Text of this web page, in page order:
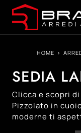
HOME >
SEDIA
Clicca e scopri
Pizzolato in
moderne ti